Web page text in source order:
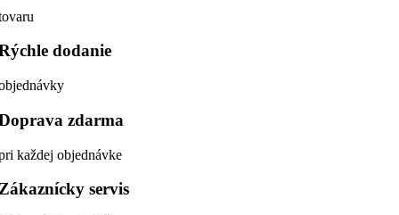
dodanie
zdarma
každej objednávke
servis